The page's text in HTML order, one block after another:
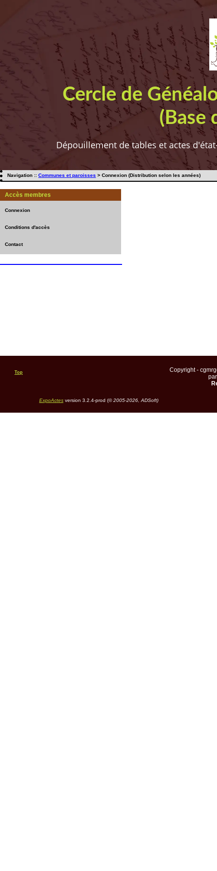
Cercle de
(Base
Dépouillement de tables et actes
Navigation :: Communes et paroisses > Connexion (Distribution selon les années)
Accès membres
Connexion
Conditions d'accès
Contact
Top
Copyright -
ExpoActesversion 3.2.4-prod (©2005-2026, ADSoft)